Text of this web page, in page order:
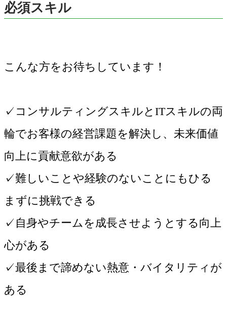
必須スキル
こんな方をお待ちしています！
✓コンサルティングスキルとITスキルの両
輪でお客様の経営課題を解決し、未来価値
向上に貢献意欲がある
✓難しいことや経験のないことにもひる
まずに挑戦できる
✓自身やチームを成長させようとする向上
心がある
✓最後まで諦めない熱意・バイタリティが
ある